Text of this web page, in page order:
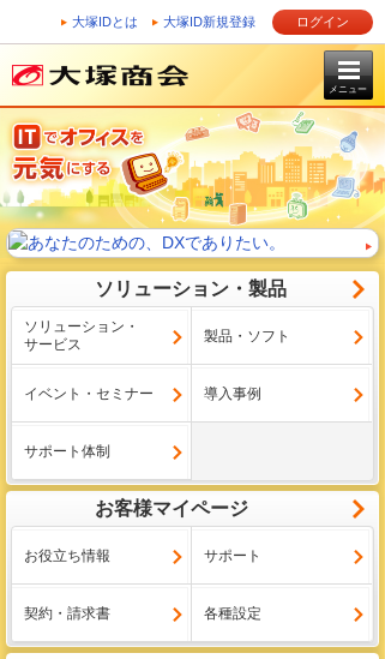
大塚IDとは 大塚ID新規登録 ログイン
メニュー
ソリューション・製品
ソリューション・
サービス
製品・ソフト
イベント・セミナー 導入事例
サポート体制
お客様マイページ
お役立ち情報 サポート
契約・請求書 各種設定